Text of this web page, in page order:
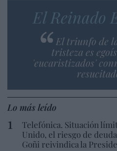
El Reinado
El triunfo de
tristeza es
'eucaristizados'
Lo más leído
Telefónica. Situación
Unido, el riesgo de
Goñi reivindica la